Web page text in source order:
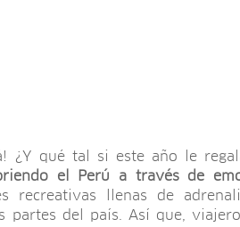
¿Y qué tal si este año le
el Perú a través de
recreativas llenas de
partes del país. Así que,